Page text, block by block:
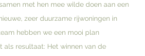
met hen mee wilde doen aan een
zeer duurzame rijwoningen in
hebben we een mooi plan
als resultaat: Het winnen van de